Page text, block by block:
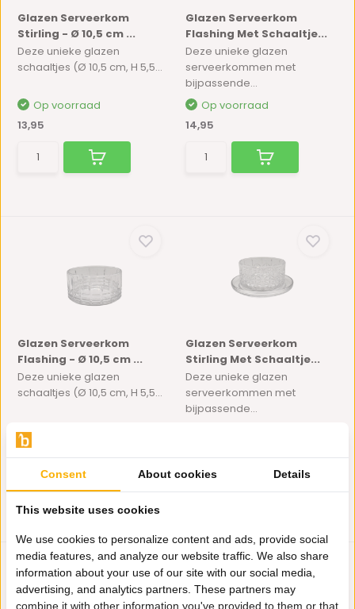
Glazen Serveerkom
Stirling - Ø 10,5 cm ...
Deze unieke glazen
schaaltjes (Ø 10,5 cm, H 5,5...
Op voorraad
13,95
Glazen Serveerkom
Flashing Met Schaaltje...
Deze unieke glazen
serveerkommen met
bijpassende...
Op voorraad
14,95
Glazen Serveerkom
Flashing - Ø 10,5 cm ...
Deze unieke glazen
schaaltjes (Ø 10,5 cm, H 5,5...
13,95
Glazen Serveerkom
Stirling Met Schaaltje...
Deze unieke glazen
serveerkommen met
bijpassende...
Consent About cookies Details
This website uses cookies
We use cookies to personalize content and ads, provide social
media features, and analyze our website traffic. We also share
information about your use of our site with our social media,
advertising, and analytics partners. These partners may
combine it with other information you've provided to them or that